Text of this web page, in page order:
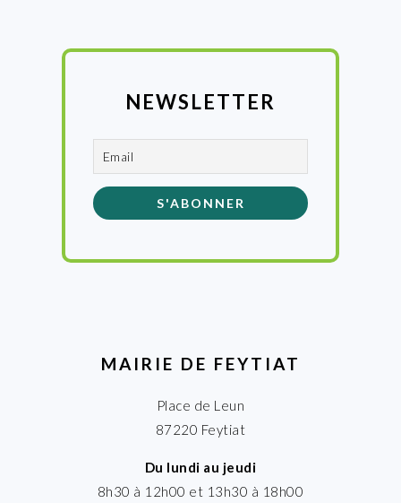
NEWSLETTER
MAIRIE DE FEYTIAT
Place de Leun
87220 Feytiat
Du lundi au jeudi
8h30 à 12h00 et 13h30 à 18h00